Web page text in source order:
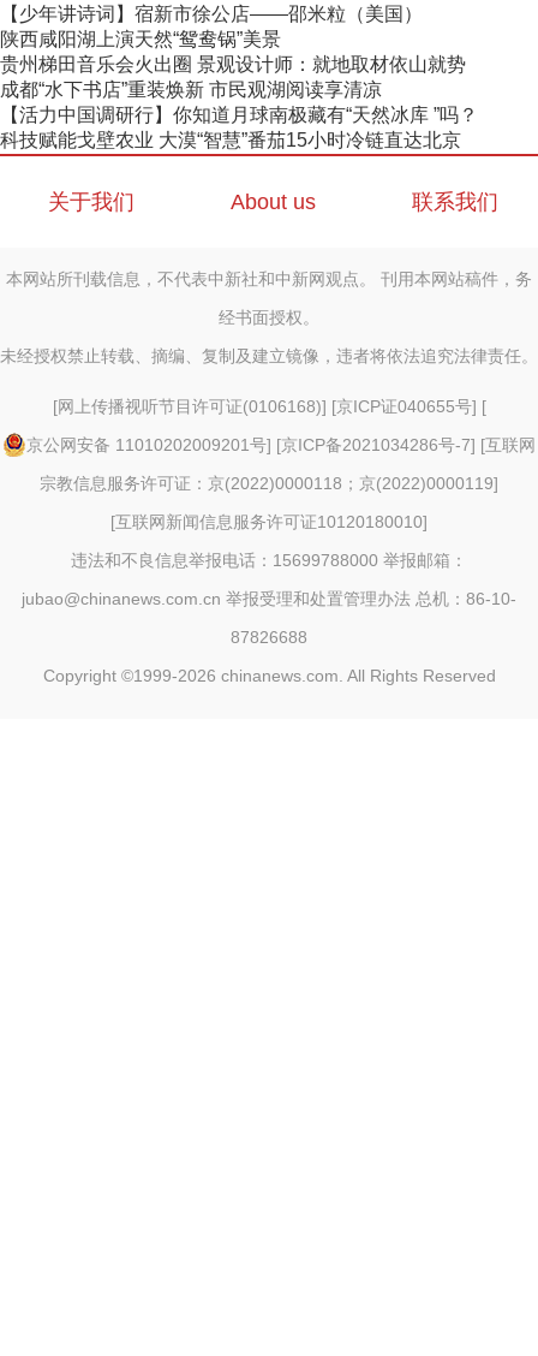
【少年讲诗词】宿新市徐公店——邵米粒（美国）
陕西咸阳湖上演天然“鸳鸯锅”美景
贵州梯田音乐会火出圈 景观设计师：就地取材依山就势
成都“水下书店”重装焕新 市民观湖阅读享清凉
【活力中国调研行】你知道月球南极藏有“天然冰库 ”吗？
科技赋能戈壁农业 大漠“智慧”番茄15小时冷链直达北京
关于我们 About us 联系我们
本网站所刊载信息，不代表中新社和中新网观点。 刊用本网站稿件，务
经书面授权。
未经授权禁止转载、摘编、复制及建立镜像，违者将依法追究法律责任。
[网上传播视听节目许可证(0106168)] [京ICP证040655号] [
京公网安备 11010202009201号] [京ICP备2021034286号-7] [互联网
宗教信息服务许可证：京(2022)0000118；京(2022)0000119]
[互联网新闻信息服务许可证10120180010]
违法和不良信息举报电话：15699788000 举报邮箱：
jubao@chinanews.com.cn 举报受理和处置管理办法 总机：86-10-
87826688
Copyright ©1999-2026 chinanews.com. All Rights Reserved